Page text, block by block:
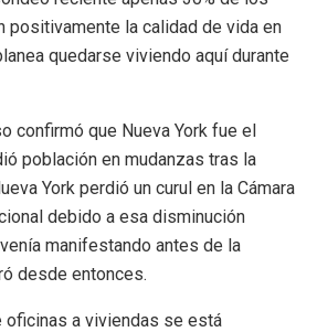
positivamente la calidad de vida en
quedarse viviendo aquí durante
confirmó que Nueva York fue el
población en mudanzas tras la
York perdió un curul en la Cámara
debido a esa disminución
manifestando antes de la
desde entonces.
oficinas a viviendas se está